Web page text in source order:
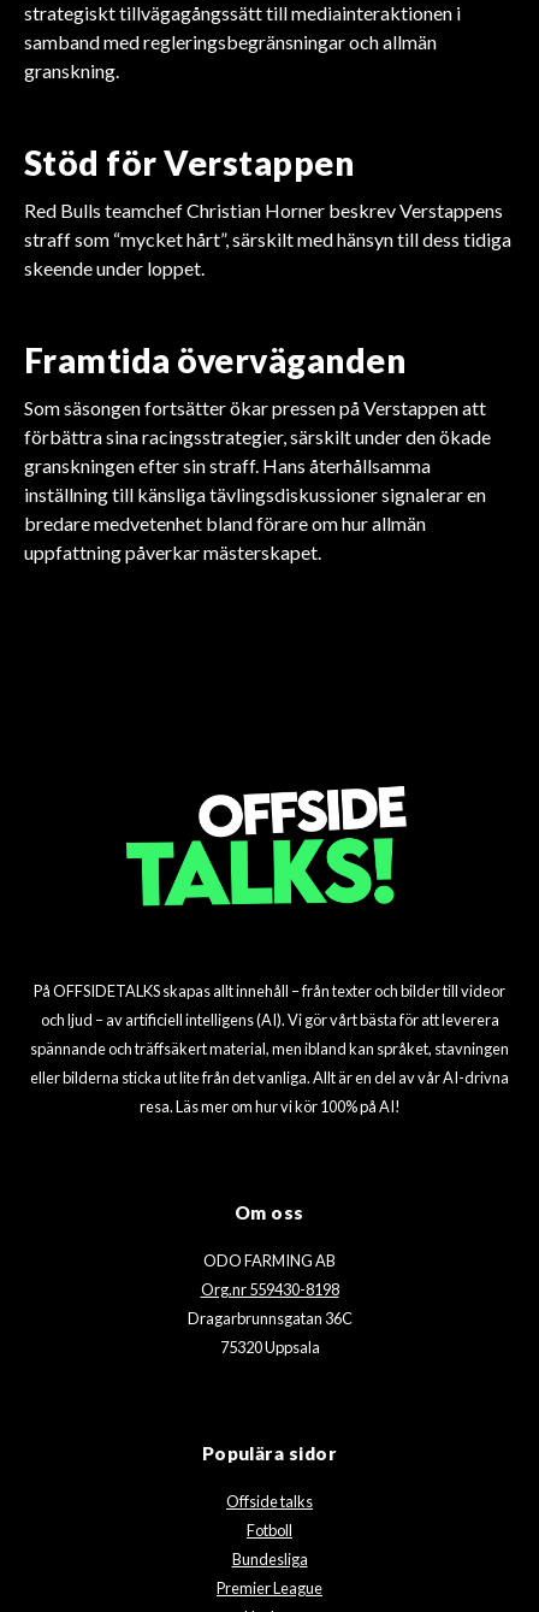
strategiskt tillvägagångssätt till mediainteraktionen i
samband med regleringsbegränsningar och allmän
granskning.
Stöd för Verstappen
Red Bulls teamchef Christian Horner beskrev Verstappens
straff som “mycket hårt”, särskilt med hänsyn till dess tidiga
skeende under loppet.
Framtida överväganden
Som säsongen fortsätter ökar pressen på Verstappen att
förbättra sina racingsstrategier, särskilt under den ökade
granskningen efter sin straff. Hans återhållsamma
inställning till känsliga tävlingsdiskussioner signalerar en
bredare medvetenhet bland förare om hur allmän
uppfattning påverkar mästerskapet.
FORMEL 1
FORMEL 1
På OFFSIDETALKS skapas allt innehåll – från texter och bilder till videor
och ljud – av artificiell intelligens (AI). Vi gör vårt bästa för att leverera
spännande och träffsäkert material, men ibland kan språket, stavningen
eller bilderna sticka ut lite från det vanliga. Allt är en del av vår AI-drivna
resa. Läs mer om hur vi kör 100% på AI!
Om oss
ODO FARMING AB
Org.nr 559430-8198
Dragarbrunnsgatan 36C
75320 Uppsala
Populära sidor
Offside talks
Fotboll
Bundesliga
Premier League